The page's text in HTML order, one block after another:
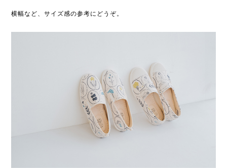
横幅など、サイズ感の参考にどうぞ。